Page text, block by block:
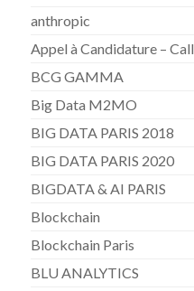
anthropic
Appel à Candidature – Call
BCG GAMMA
Big Data M2MO
BIG DATA PARIS 2018
BIG DATA PARIS 2020
BIGDATA & AI PARIS
Blockchain
Blockchain Paris
BLU ANALYTICS